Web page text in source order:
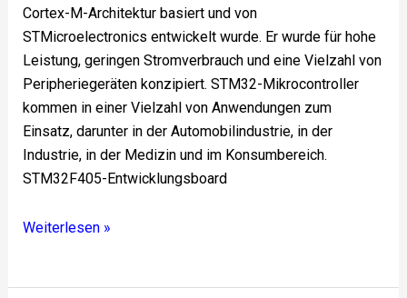
Cortex-M-Architektur basiert und von
STMicroelectronics entwickelt wurde. Er wurde für hohe
Leistung, geringen Stromverbrauch und eine Vielzahl von
Peripheriegeräten konzipiert. STM32-Mikrocontroller
kommen in einer Vielzahl von Anwendungen zum
Einsatz, darunter in der Automobilindustrie, in der
Industrie, in der Medizin und im Konsumbereich.
STM32F405-Entwicklungsboard
Weiterlesen »